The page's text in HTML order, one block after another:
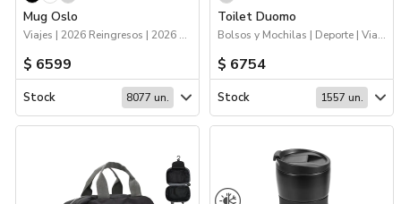
Mug Oslo
Viajes | 2026 Reingresos | 2026 Minería | Drinkware
$ 6599
Stock 8077 un.
Toilet Duomo
Bolsos y Mochilas | Deporte | Viajes
$ 6754
Stock 1557 un.